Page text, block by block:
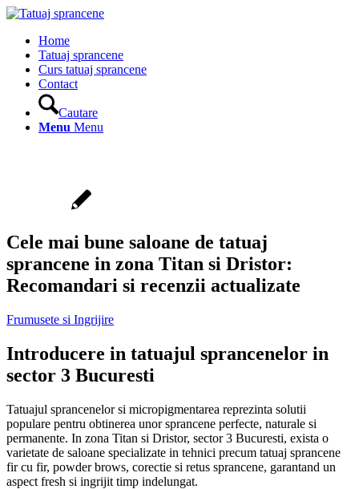
Home
Tatuaj sprancene
Curs tatuaj sprancene
Contact
Cautare
Menu Menu
Cele mai bune saloane de tatuaj
sprancene in zona Titan si Dristor:
Recomandari si recenzii actualizate
Frumusete si Ingrijire
Introducere in tatuajul sprancenelor in
sector 3 Bucuresti
Tatuajul sprancenelor si micropigmentarea reprezinta solutii
populare pentru obtinerea unor sprancene perfecte, naturale si
permanente. In zona Titan si Dristor, sector 3 Bucuresti, exista o
varietate de saloane specializate in tehnici precum tatuaj sprancene
fir cu fir, powder brows, corectie si retus sprancene, garantand un
aspect fresh si ingrijit timp indelungat.